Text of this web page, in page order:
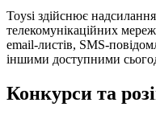
Toysi здійснює
телекомунікаційних
email-листів, SMS-
іншими доступними
Конкурси та